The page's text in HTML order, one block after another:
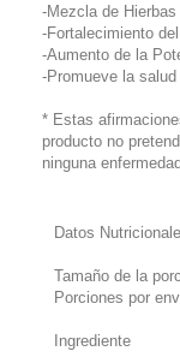
-Mezcla de
-Fortalecimiento
-Aumento de la
-Promueve la
* Estas
producto no
ninguna
Datos
Tamaño de la
Porciones por
Ingrediente